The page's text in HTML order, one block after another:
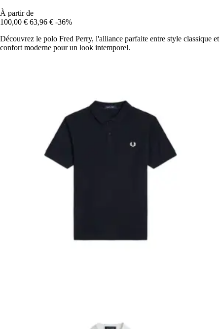
À partir de
100,00 € 63,96 € -36%
Découvrez le polo Fred Perry, l'alliance parfaite entre style classique et
confort moderne pour un look intemporel.